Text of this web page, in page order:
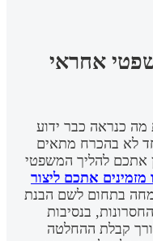
אחראי
מה כנראה כבר ידוע
לא בהכרח מתאים
אתכם להליך המשפטי
מזמינים אתכם ליצור
בתחום לשם הבנת
בנסיבות
קבלת ההחלטה